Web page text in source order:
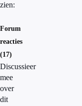
zien:
Forum
reacties
(17)
Discussieer
mee
over
dit